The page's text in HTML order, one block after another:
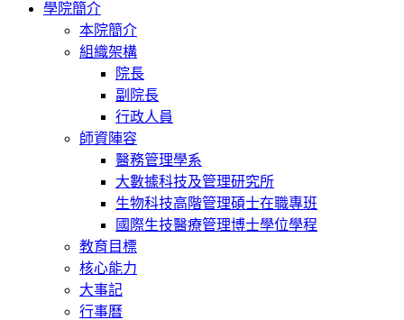
學院簡介
本院簡介
組織架構
院長
副院長
行政人員
師資陣容
醫務管理學系
大數據科技及管理研究所
生物科技高階管理碩士在職專班
國際生技醫療管理博士學位學程
教育目標
核心能力
大事記
行事曆